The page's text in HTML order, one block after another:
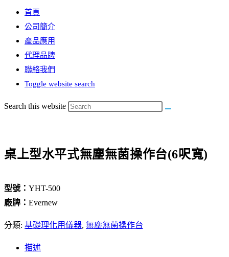
首頁
公司簡介
產品應用
代理品牌
聯絡我們
Toggle website search
Search this website
桌上型水平式無塵無菌操作台(6呎寬)
型號： YHT-500
廠牌： Evernew
分類: 基礎理化用儀器, 無塵無菌操作台
描述